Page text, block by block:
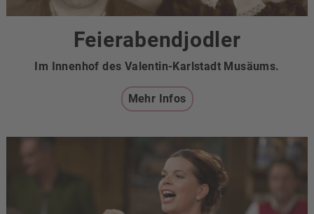
Feierabendjodler
Im Innenhof des Valentin-Karlstadt Musäums.
Mehr Infos